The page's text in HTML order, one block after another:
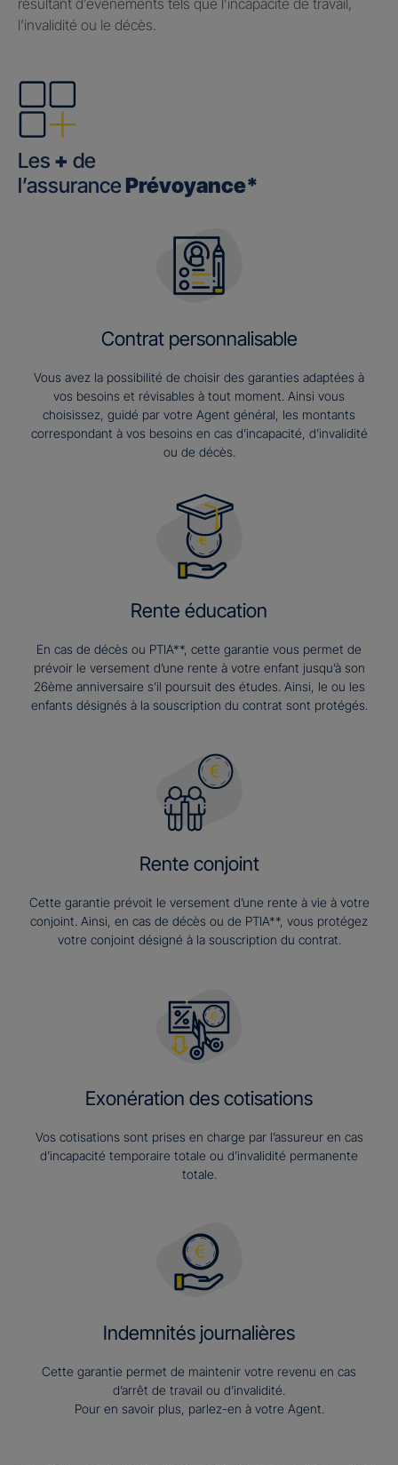
résultant d’événements tels que l’incapacité de travail,
l’invalidité ou le décès.
Les + de
l’assurance Prévoyance*
Contrat personnalisable
Vous avez la possibilité de choisir des garanties adaptées à
vos besoins et révisables à tout moment. Ainsi vous
choisissez, guidé par votre Agent général, les montants
correspondant à vos besoins en cas d’incapacité, d’invalidité
ou de décès.
Rente éducation
En cas de décès ou PTIA**, cette garantie vous permet de
prévoir le versement d’une rente à votre enfant jusqu’à son
26ème anniversaire s’il poursuit des études. Ainsi, le ou les
enfants désignés à la souscription du contrat sont protégés.
Rente conjoint
Cette garantie prévoit le versement d’une rente à vie à votre
conjoint. Ainsi, en cas de décès ou de PTIA**, vous protégez
votre conjoint désigné à la souscription du contrat.
Exonération des cotisations
Vos cotisations sont prises en charge par l’assureur en cas
d’incapacité temporaire totale ou d’invalidité permanente
totale.
Indemnités journalières
Cette garantie permet de maintenir votre revenu en cas
d’arrêt de travail ou d’invalidité.
Pour en savoir plus, parlez-en à votre Agent.